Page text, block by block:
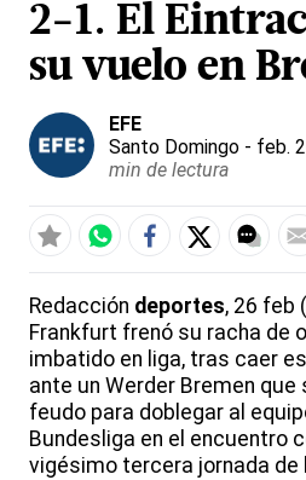
2-1. El
su vuelo en
EFE
Santo Domingo - feb.
min de lectura
Redacción deportes, 26 feb
Frankfurt frenó su racha de
imbatido en liga, tras caer
ante un Werder Bremen que
feudo para doblegar al
Bundesliga en el encuentro
vigésimo tercera jornada de